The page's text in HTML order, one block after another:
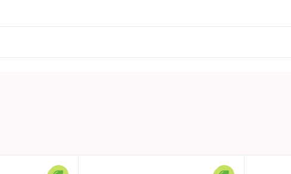
maltodekstrīns, glazētājviela (E903), krāsviela (E133).